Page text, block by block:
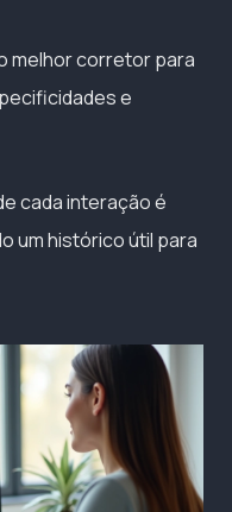
melhor corretor para
e
cada interação é
um histórico útil para